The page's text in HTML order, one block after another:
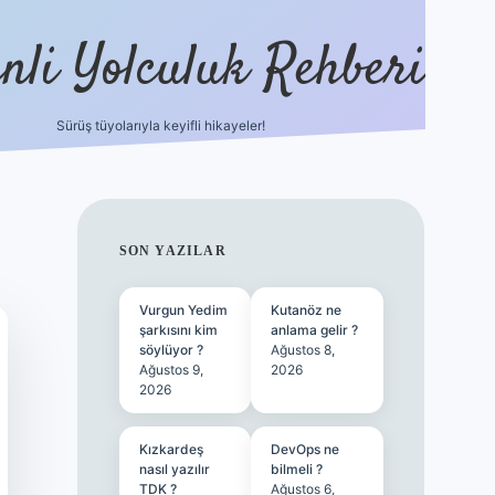
Yolculuk Rehberi
Sürüş tüyolarıyla keyifli hikayeler!
SIDEBAR
SON YAZILAR
Vurgun Yedim
şarkısını kim
söylüyor ?
Ağustos 9,
2026
Kutanöz ne
anlama gelir ?
Ağustos 8,
2026
Kızkardeş
nasıl yazılır
TDK ?
DevOps ne
bilmeli ?
Ağustos 6,
grandoperabet